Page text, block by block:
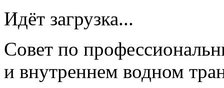
Идёт загрузка...
Совет по
и внутреннем водном